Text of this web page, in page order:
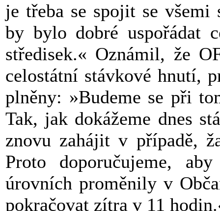
je třeba se spojit se všemi
by bylo dobré uspořádat
středisek.« Oznámil, že
celostátní stávkové hnutí,
plněny: »Budeme se při
Tak, jak dokážeme dnes
znovu zahájit v případě,
Proto doporučujeme,
úrovních proměnily v
pokračovat zítra v 11